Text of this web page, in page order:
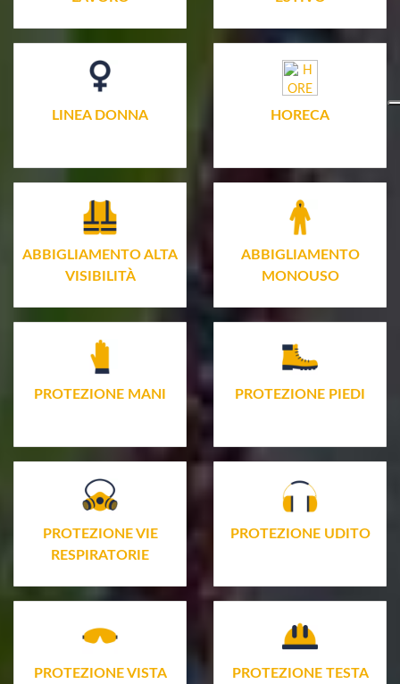
LINEA DONNA HORECA
ABBIGLIAMENTO ALTA
VISIBILITÀ
ABBIGLIAMENTO
MONOUSO
PROTEZIONE MANI PROTEZIONE PIEDI
PROTEZIONE VIE
RESPIRATORIE
PROTEZIONE UDITO
PROTEZIONE VISTA PROTEZIONE TESTA